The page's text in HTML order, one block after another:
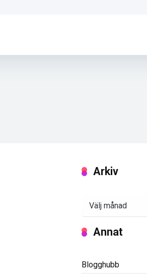
Arkiv
Annat
Blogghubb